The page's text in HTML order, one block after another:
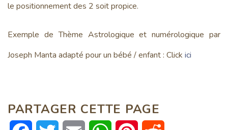
le positionnement des 2 soit propice.
Exemple de Thème Astrologique et numérologique par
Joseph Manta adapté pour un bébé / enfant : Click ici
PARTAGER CETTE PAGE